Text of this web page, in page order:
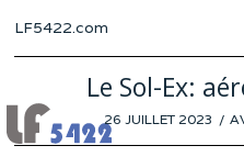
LF5422.com
Le Sol-Ex:
POSTED
ON
26 JUILLET 2023 20